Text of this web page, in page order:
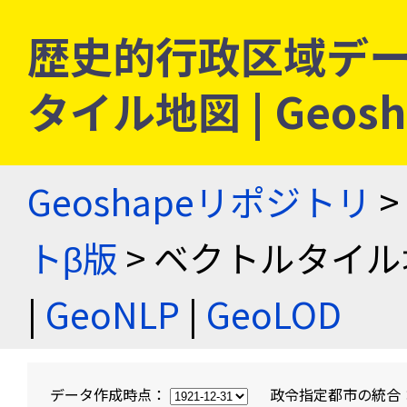
歴史的行政区域デ
タイル地図 |
Geoshapeリポジトリ >
トβ版 > ベクトルタイ
| GeoNLP | GeoLOD
データ作成時点： 政令指定都市の統